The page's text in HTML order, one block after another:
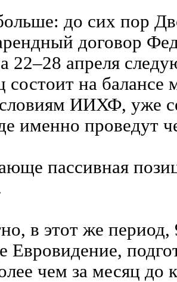
до сих пор
договор
22–28 апреля
состоит на балансе
ИИХФ, уже
именно проведут
пассивная
в этот же
Евровидение,
чем за месяц до